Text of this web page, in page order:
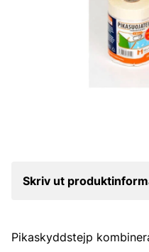
Skriv ut
Pikaskyddstejp